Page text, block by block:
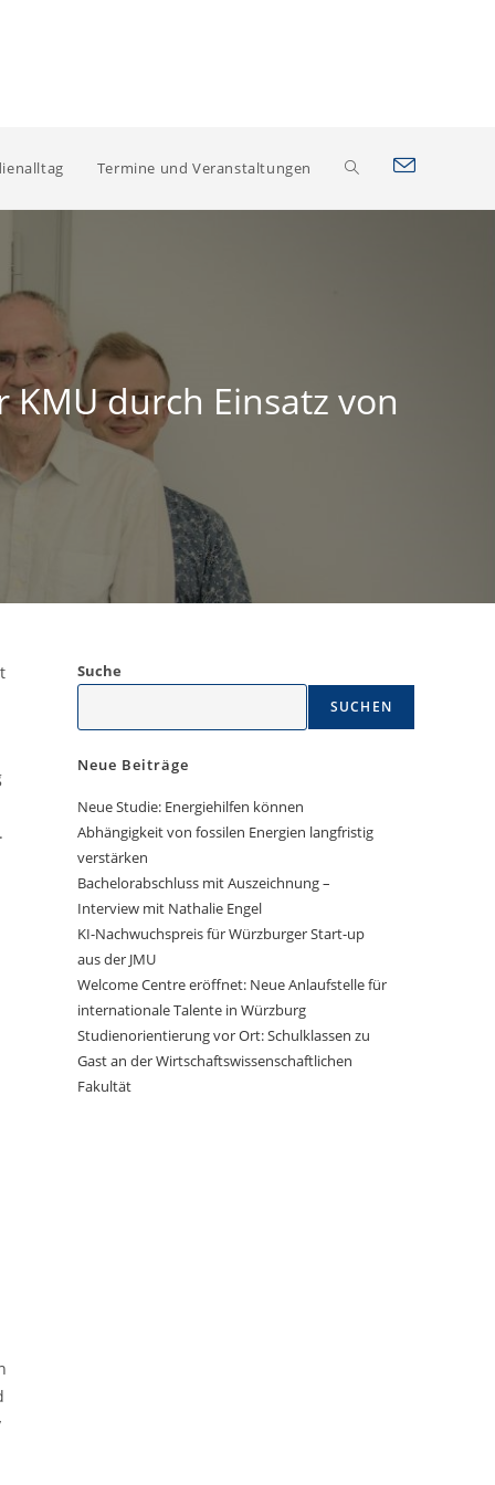
Termine und Veranstaltungen Website-
KMU durch Einsatz von
Suche
SUCHEN
Neue Beiträge
Neue Studie: Energiehilfen können
Abhängigkeit von fossilen Energien langfristig
verstärken
Bachelorabschluss mit Auszeichnung –
Interview mit Nathalie Engel
KI-Nachwuchspreis für Würzburger Start-up
aus der JMU
Welcome Centre eröffnet: Neue Anlaufstelle für
internationale Talente in Würzburg
Studienorientierung vor Ort: Schulklassen zu
Gast an der Wirtschaftswissenschaftlichen
Fakultät